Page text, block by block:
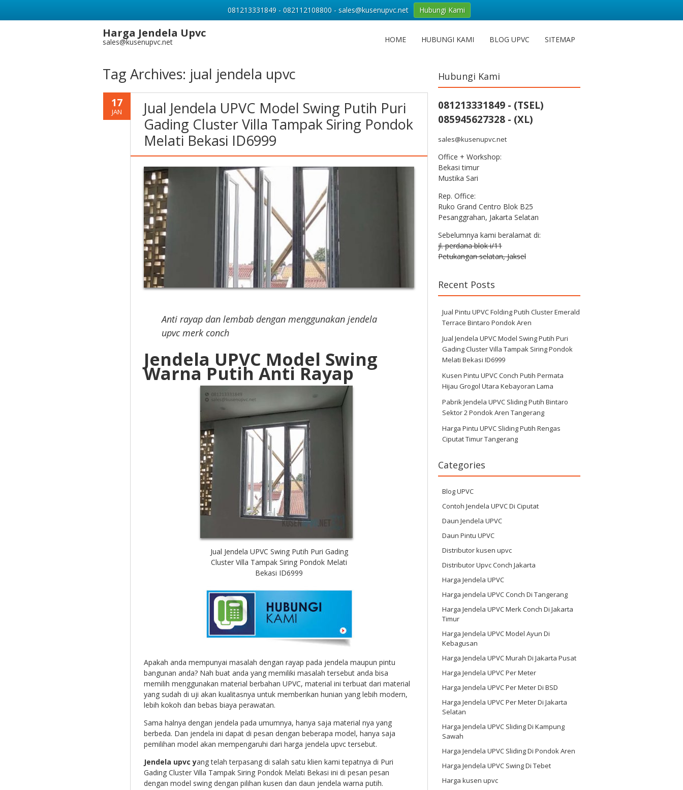
Harga Jendela Upvc
sales@kusenupvc.net HOME HUBUNGI KAMI BLOG UPVC SITEMAP
Tag Archives: jual jendela upvc
17
JAN
Jual Jendela UPVC Model Swing Putih Puri
Gading Cluster Villa Tampak Siring Pondok
Melati Bekasi ID6999
Anti rayap dan lembab dengan menggunakan jendela
upvc merk conch
Jendela UPVC Model Swing
Warna Putih Anti Rayap
Jual Jendela UPVC Swing Putih Puri Gading
Cluster Villa Tampak Siring Pondok Melati
Bekasi ID6999
Apakah anda mempunyai masalah dengan rayap pada jendela maupun pintu
bangunan anda? Nah buat anda yang memiliki masalah tersebut anda bisa
memilih menggunakan material berbahan UPVC, material ini terbuat dari material
yang sudah di uji akan kualitasnya untuk memberikan hunian yang lebih modern,
lebih kokoh dan bebas biaya perawatan.
Sama halnya dengan jendela pada umumnya, hanya saja material nya yang
berbeda. Dan jendela ini dapat di pesan dengan beberapa model, hanya saja
pemilihan model akan mempengaruhi dari harga jendela upvc tersebut.
Jendela upvc yang telah terpasang di salah satu klien kami tepatnya di Puri
Gading Cluster Villa Tampak Siring Pondok Melati Bekasi ini di pesan pesan
dengan model swing dengan pilihan kusen dan daun jendela warna putih.
Hubungi Kami
081213331849 - (TSEL)
085945627328 - (XL)
sales@kusenupvc.net
Office + Workshop:
Bekasi timur
Mustika Sari
Rep. Office:
Ruko Grand Centro Blok B25
Pesanggrahan, Jakarta Selatan
Sebelumnya kami beralamat di:
jl. perdana blok i/11
Petukangan selatan, Jaksel
Recent Posts
Jual Pintu UPVC Folding Putih Cluster Emerald
Terrace Bintaro Pondok Aren
Jual Jendela UPVC Model Swing Putih Puri
Gading Cluster Villa Tampak Siring Pondok
Melati Bekasi ID6999
Kusen Pintu UPVC Conch Putih Permata
Hijau Grogol Utara Kebayoran Lama
Pabrik Jendela UPVC Sliding Putih Bintaro
Sektor 2 Pondok Aren Tangerang
Harga Pintu UPVC Sliding Putih Rengas
Ciputat Timur Tangerang
Categories
Blog UPVC
Contoh Jendela UPVC Di Ciputat
Daun Jendela UPVC
Daun Pintu UPVC
Distributor kusen upvc
Distributor Upvc Conch Jakarta
Harga Jendela UPVC
Harga jendela UPVC Conch Di Tangerang
Harga Jendela UPVC Merk Conch Di Jakarta
Timur
Harga Jendela UPVC Model Ayun Di
Kebagusan
Harga Jendela UPVC Murah Di Jakarta Pusat
Harga Jendela UPVC Per Meter
Harga Jendela UPVC Per Meter Di BSD
Harga Jendela UPVC Per Meter Di Jakarta
Selatan
Harga Jendela UPVC Sliding Di Kampung
Sawah
Harga Jendela UPVC Sliding Di Pondok Aren
Harga Jendela UPVC Swing Di Tebet
Harga kusen upvc
081213331849 - 082112108800 - sales@kusenupvc.net Hubungi Kami